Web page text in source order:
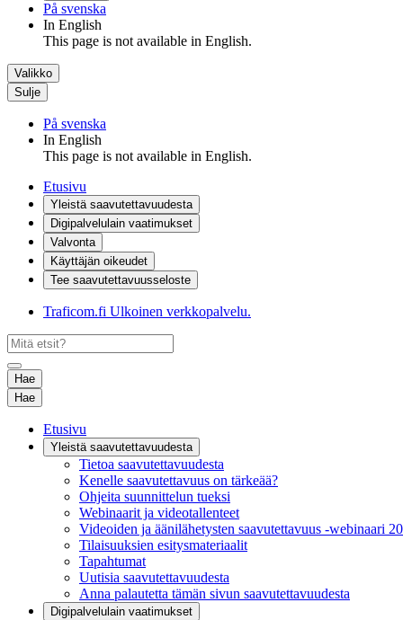
På svenska
In English
This page is not available in English.
Valikko
Sulje
På svenska
In English
This page is not available in English.
Etusivu
Yleistä saavutettavuudesta
Digipalvelulain vaatimukset
Valvonta
Käyttäjän oikeudet
Tee saavutettavuusseloste
Traficom.fi Ulkoinen verkkopalvelu.
Hae
Hae
Etusivu
Yleistä saavutettavuudesta
Tietoa saavutettavuudesta
Kenelle saavutettavuus on tärkeää?
Ohjeita suunnittelun tueksi
Webinaarit ja videotallenteet
Videoiden ja äänilähetysten saavutettavuus -webinaari
Tilaisuuksien esitysmateriaalit
Tapahtumat
Uutisia saavutettavuudesta
Anna palautetta tämän sivun saavutettavuudesta
Digipalvelulain vaatimukset